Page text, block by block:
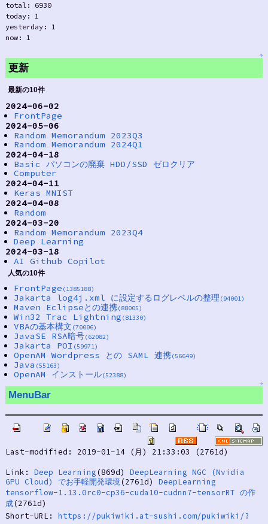
total: 6930
today: 1
yesterday: 1
now: 1
↑
更新
最新の10件
2024-06-02
FrontPage
2024-05-06
Random Memorandum 2023Q3
Random Memorandum 2024Q1
2024-04-18
Basic パソコンの廃棄 HDD/SSD ゼロクリア
Computer
2024-04-11
Keras MNIST
2024-04-08
Random
2024-03-20
Random Memorandum 2023Q4
Deep Learning
2024-03-18
AI Github Copilot
人気の10件
FrontPage (1385188)
Jakarta log4j.xml に設定するログレベルの整理 (94001)
Maven Eclipseとの連携(88005)
Win32 Trac Lightning (81330)
VBAの基本構文 (70006)
JavaSE RSA暗号(62082)
Jakarta POI (59971)
OpenAM Wordpress との SAML 連携(56649)
Java (55163)
OpenAM インストール(52388)
↑
MenuBar
Last-modified: 2019-01-14 (月) 21:33:03 (2761d)
Link: Deep Learning (869d) DeepLearning NGC (Nvidia
GPU Cloud) でお手軽開発環境(2761d) DeepLearning
tensorflow-1.13.0rc0-cp36-cuda10-cudnn7-tensorRT の作
成(2761d)
Short-URL: https://pukiwiki.at-sushi.com/pukiwiki/?